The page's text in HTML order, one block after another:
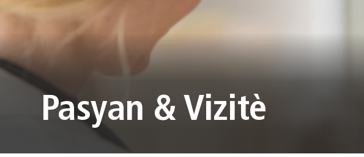
Pasyan & Vizitè